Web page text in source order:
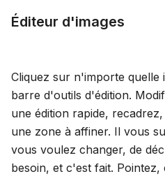
Éditeur d'images
Cliquez sur n'importe quelle
barre d'outils d'édition.
une édition rapide,
une zone à affiner. Il vous
vous voulez changer, de
besoin, et c'est fait. Pointez,